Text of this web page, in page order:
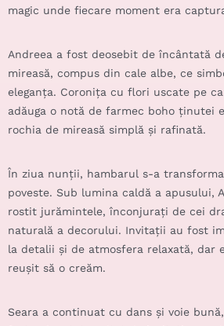
magic unde fiecare moment era
Andreea a fost deosebit de încântată
mireasă, compus din cale albe, ce
eleganța. Coronița cu flori uscate pe
adăuga o notă de farmec boho ținutei
rochia de mireasă simplă și rafinată.
În ziua nunții, hambarul s-a
poveste. Sub lumina caldă a apusului,
rostit jurămintele, înconjurați de cei
naturală a decorului. Invitații au fost
la detalii și de atmosfera relaxată, dar
reușit să o creăm.
Seara a continuat cu dans și voie